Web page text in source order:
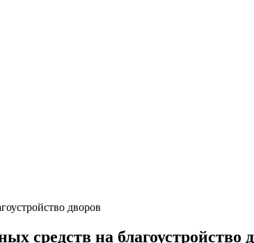
дворов
средств на благоустройство